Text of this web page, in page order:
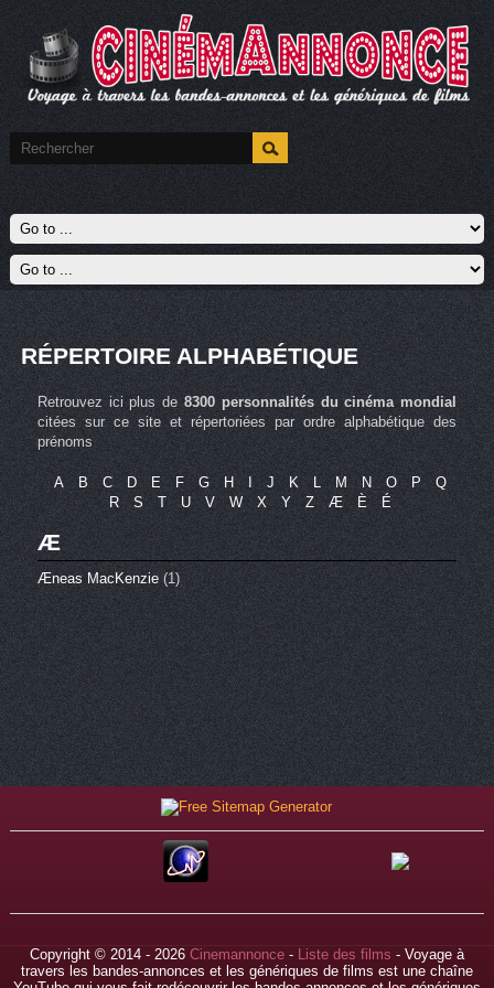
RÉPERTOIRE ALPHABÉTIQUE
Retrouvez ici plus de 8300 personnalités du cinéma mondial
citées sur ce site et répertoriées par ordre alphabétique des
prénoms
A B C D E F G H J K L M N O P
Q
R
S T U V W X Y Z Æ È É
Æ
Æneas MacKenzie(1)
Copyright © 2014 - 2026 Cinemannonce- Liste des films - Voyage à
travers les bandes-annonces et les génériques de films est une chaîne